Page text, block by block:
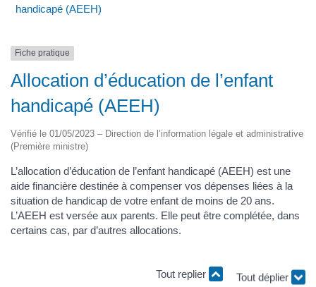
handicapé (AEEH)
Fiche pratique
Allocation d’éducation de l’enfant
handicapé (AEEH)
Vérifié le 01/05/2023 – Direction de l’information légale et administrative
(Première ministre)
L’allocation d’éducation de l’enfant handicapé (AEEH) est une
aide financière destinée à compenser vos dépenses liées à la
situation de handicap de votre enfant de moins de 20 ans.
L’AEEH est versée aux parents. Elle peut être complétée, dans
certains cas, par d’autres allocations.
Tout replier Tout déplier